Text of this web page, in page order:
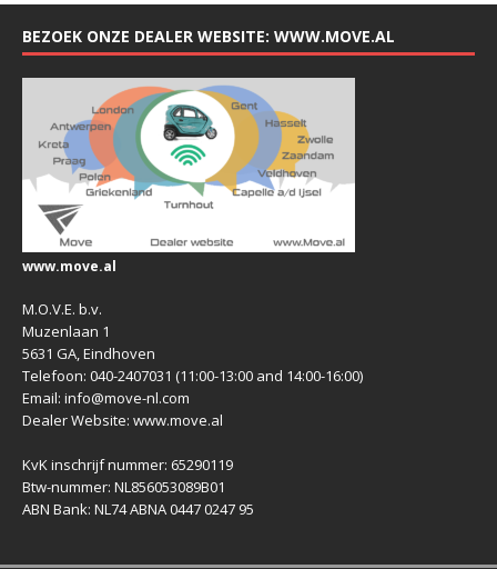
BEZOEK ONZE DEALER WEBSITE: WWW.MOVE.AL
www.move.al
M.O.V.E. b.v.
Muzenlaan 1
5631 GA, Eindhoven
Telefoon: 040-2407031 (11:00-13:00 and 14:00-16:00)
Email: info@move-nl.com
Dealer Website: www.move.al
KvK inschrijf nummer: 65290119
Btw-nummer: NL856053089B01
ABN Bank: NL74 ABNA 0447 0247 95